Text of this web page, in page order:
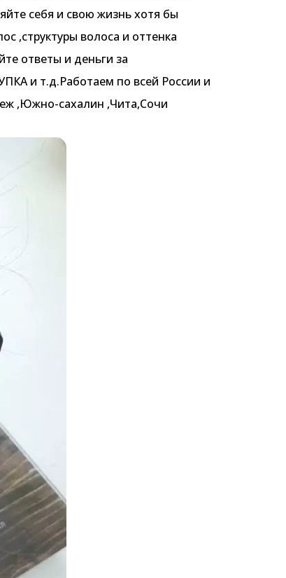
себя и свою жизнь хотя бы
,структуры волоса и оттенка
ответы и деньги за
и т.д.Работаем по всей России и
,Южно-сахалин ,Чита,Сочи